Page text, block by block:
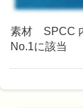
素材 SPCC
No.1に該当